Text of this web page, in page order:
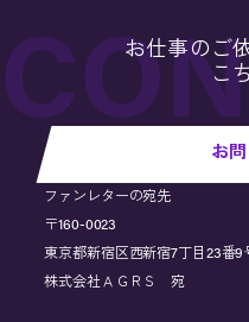
お仕事のご
こ
お
ファンレターの宛先
〒160-0023
東京都新宿区西新宿7丁目23番9
株式会社ＡＧＲＳ 宛